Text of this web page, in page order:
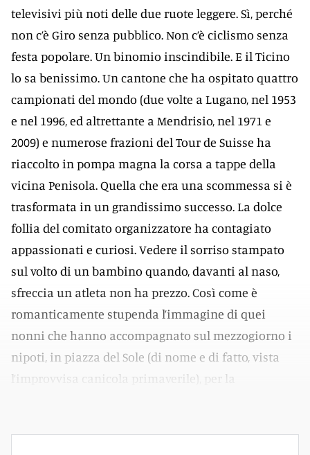
televisivi più noti delle due ruote leggere. Sì, perché
non c’è Giro senza pubblico. Non c’è ciclismo senza
festa popolare. Un binomio inscindibile. E il Ticino
lo sa benissimo. Un cantone che ha ospitato quattro
campionati del mondo (due volte a Lugano, nel 1953
e nel 1996, ed altrettante a Mendrisio, nel 1971 e
2009) e numerose frazioni del Tour de Suisse ha
riaccolto in pompa magna la corsa a tappe della
vicina Penisola. Quella che era una scommessa si è
trasformata in un grandissimo successo. La dolce
follia del comitato organizzatore ha contagiato
appassionati e curiosi. Vedere il sorriso stampato
sul volto di un bambino quando, davanti al naso,
sfreccia un atleta non ha prezzo. Così come è
romanticamente stupenda l’immagine di quei
nonni che hanno accompagnato sul mezzogiorno i
nipoti, in piazza del Sole (di nome e di fatto, vista
l’improvvisa canicola primaverile), per la